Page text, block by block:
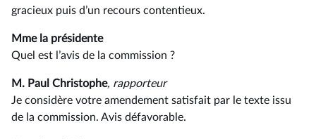
gracieux puis d’un recours contentieux.
Mme la présidente
Quel est l’avis de la commission ?
M. Paul Christophe, rapporteur
Je considère votre amendement satisfait par le texte issu
de la commission. Avis défavorable.